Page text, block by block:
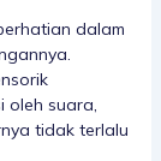
dalam
oleh suara,
tidak terlalu